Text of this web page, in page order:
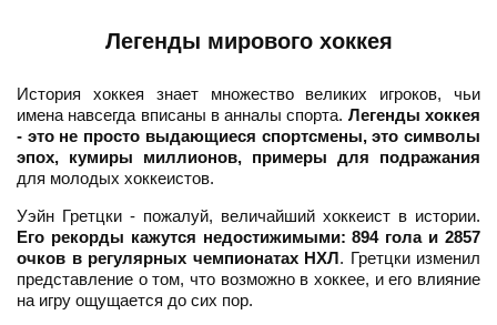
Легенды мирового хоккея
История хоккея знает множество великих игроков, чьи
имена навсегда вписаны в анналы спорта. Легенды хоккея
- это не просто выдающиеся спортсмены, это символы
эпох, кумиры миллионов, примеры для подражания
для молодых хоккеистов.
Уэйн Гретцки - пожалуй, величайший хоккеист в истории.
Его рекорды кажутся недостижимыми: 894 гола и 2857
очков в регулярных чемпионатах НХЛ. Гретцки изменил
представление о том, что возможно в хоккее, и его влияние
на игру ощущается до сих пор.